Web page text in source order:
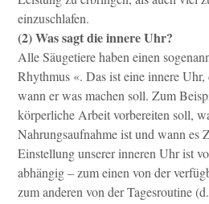
einzuschlafen.
(2) Was sagt die innere Uhr?
Alle Säugetiere haben einen
Rhythmus «. Das ist eine innere
wann er was machen soll. Zum
körperliche Arbeit vorbereiten soll,
Nahrungsaufnahme ist und wann es
Einstellung unserer inneren Uhr ist
abhängig – zum einen von der
zum anderen von der Tagesroutine